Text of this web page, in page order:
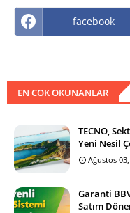
facebook
EN COK OKUNANLAR
TECNO,
Yeni Nesil
Ağustos
Garanti
Satım